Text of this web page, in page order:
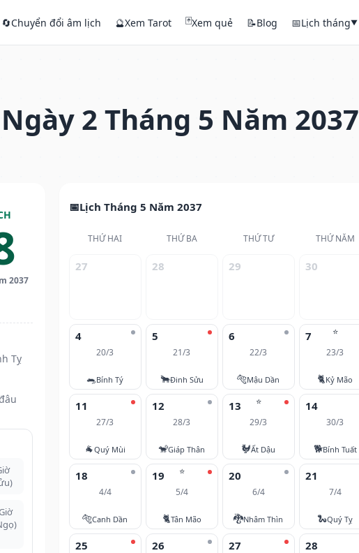
🔄Chuyển đổi âm lịch 🔮Xem Tarot 🃏Xem quẻ 📝Blog 📅Lịch tháng▼
2 Tháng 5 Năm 2037
2037
Tỵ
Lịch Tháng 5 Năm 2037
THỨ HAI THỨ BA THỨ TƯ THỨ NĂM
27 28 29 30
4
20/3
🐀Bính Tý
5
21/3
🐂Đinh Sửu
6
22/3
🐅Mậu Dần
⭐
7
23/3
🐈Kỷ Mão
11
27/3
🐐Quý Mùi
12
28/3
🐒Giáp Thân
⭐
13
29/3
🐓Ất Dậu
14
30/3
🐕Bính Tuất
18
4/4
🐅Canh Dần
⭐
19
5/4
🐈Tân Mão
20
6/4
🐉Nhâm Thìn
21
7/4
🐍Quý Tỵ
25 26 27 28